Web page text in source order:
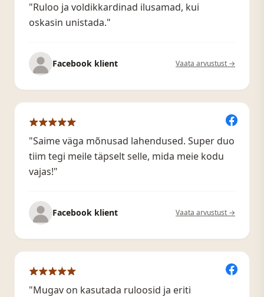
"Ruloo ja voldikkardinad ilusamad, kui
oskasin unistada."
Facebook klient Vaata arvustust →
"Saime väga mõnusad lahendused. Super duo
tiim tegi meile täpselt selle, mida meie kodu
vajas!"
Facebook klient Vaata arvustust →
"Mugav on kasutada ruloosid ja eriti